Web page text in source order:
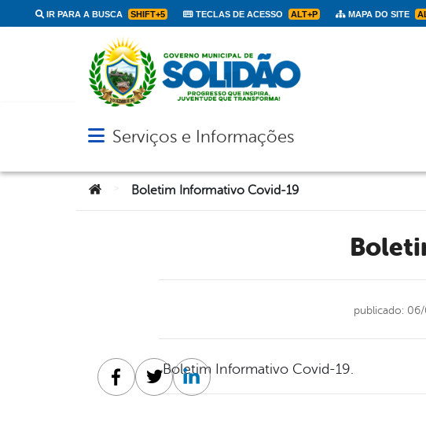
IR PARA A BUSCA SHIFT+5 TECLAS DE ACESSO ALT+P MAPA DO SITE
Abrir menu principal de navegação
Serviços e Informações
Você está aqui:Boletim Informativo Covid-19
publicado:
Boletim Informativo Covid-19.
Facebook
TwitterLinkedin